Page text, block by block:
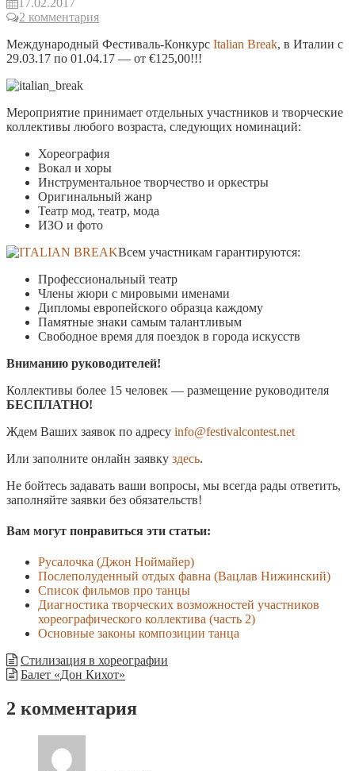
2 комментария
Международный Фестиваль-Конкурс Italian Break, в Италии с
29.03.17 по 01.04.17 — от €125,00!!!
Мероприятие принимает отдельных участников и творческие
коллективы любого возраста, следующих номинаций:
Хореография
Вокал и хоры
Инструментальное творчество и оркестры
Оригинальный жанр
Театр мод, театр, модa
ИЗО и фото
Всем участникам гарантируются:
Профессиональный театр
Члены жюри с мировыми именами
Дипломы европейского образца каждому
Памятные знаки самым талантливым
Свободное время для поездок в города искусств
Вниманию руководителей!
Коллективы более 15 человек — размещение руководителя
БЕСПЛАТНО!
Ждем Ваших заявок по адресу info@festivalcontest.net
Или заполните онлайн заявку здесь.
Не бойтесь задавать ваши вопросы, мы всегда рады ответить,
заполняйте заявки без обязательств!
Вам могут понравиться эти статьи:
Русалочка (Джон Ноймайер)
Послеполуденный отдых фавна (Вацлав Нижинский)
Список фильмов про танцы
Диагностика творческих возможностей участников
хореографического коллектива (часть 2)
Основные законы композиции танца
Стилизация в хореографии
Балет «Дон Кихот»
2 комментария